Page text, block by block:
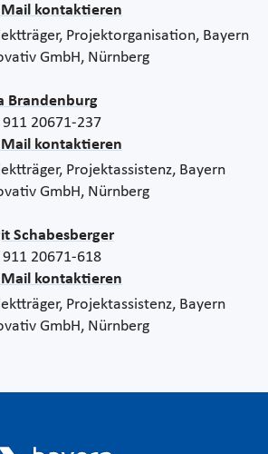
Mail kontaktieren
Projektorganisation, Bayern
GmbH, Nürnberg
Brandenburg
911 20671-237
Mail kontaktieren
Projektassistenz, Bayern
GmbH, Nürnberg
Schabesberger
911 20671-618
Mail kontaktieren
Projektassistenz, Bayern
GmbH, Nürnberg